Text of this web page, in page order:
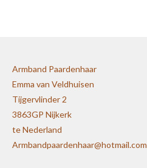
Armband Paardenhaar
Emma van Veldhuisen
Tijgervlinder 2
3863GP Nijkerk
te Nederland
Armbandpaardenhaar@hotmail.com